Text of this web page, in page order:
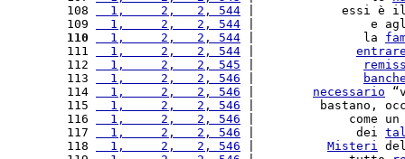
108
  1,     2,   2, 544
|            essi è
109
  1,     2,   2, 544
|                e
110
  1,     2,   2, 544
|               la
111
  1,     2,   2, 544
112
  1,     2,   2, 545
113
  1,     2,   2, 546
114
  1,     2,   2, 546
necessario
115
  1,     2,   2, 546
|         bastano,
116
  1,     2,   2, 546
|             come
117
  1,     2,   2, 546
|              dei
118
  1,     2,   2, 546
Misteri